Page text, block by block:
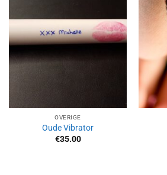
OVERIGE
Oude Vibrator
€35.00